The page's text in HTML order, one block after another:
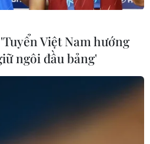
Việt Nam hướng
ngôi đầu bảng'